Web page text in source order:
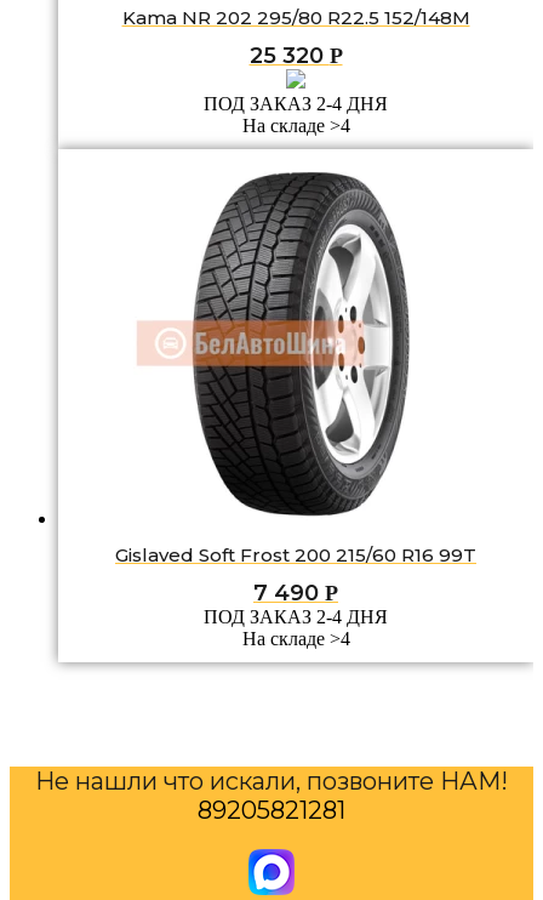
Kama NR 202 295/80 R22.5 152/148M
25 320 Р
ПОД ЗАКАЗ 2-4 ДНЯ
На складе >4
Gislaved Soft Frost 200 215/60 R16 99T
7 490 Р
ПОД ЗАКАЗ 2-4 ДНЯ
На складе >4
Не нашли что искали, позвоните НАМ!
89205821281